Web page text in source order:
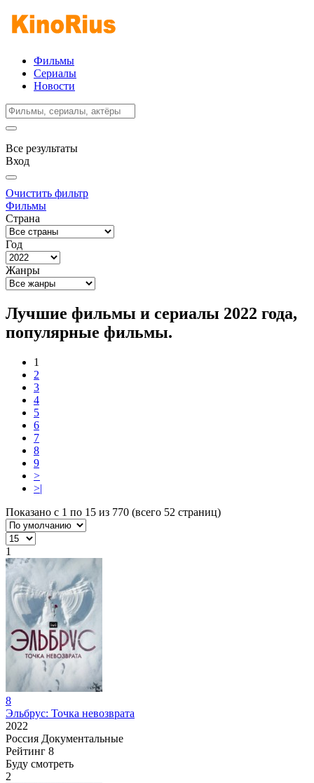
Фильмы
Сериалы
Новости
Все результаты
Вход
Очистить фильтр
Фильмы
Страна
Год
Жанры
Лучшие фильмы и сериалы 2022 года,
популярные фильмы.
1
2
3
4
5
6
7
8
9
>
>|
Показано с 1 по 15 из 770 (всего 52 страниц)
1
8
Эльбрус: Точка невозврата
2022
Россия Документальные
Рейтинг 8
Буду смотреть
2